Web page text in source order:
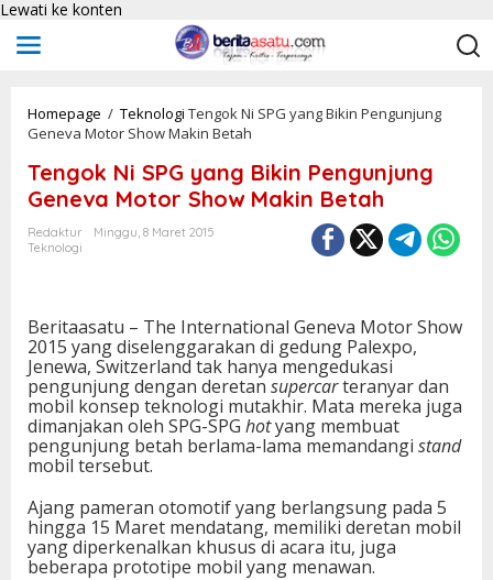
Lewati ke konten
Homepage / Teknologi Tengok Ni SPG yang Bikin Pengunjung
Geneva Motor Show Makin Betah
Tengok Ni SPG yang Bikin Pengunjung
Geneva Motor Show Makin Betah
Redaktur
Minggu, 8 Maret 2015
Teknologi
Beritaasatu – The International Geneva Motor Show
2015 yang diselenggarakan di gedung Palexpo,
Jenewa, Switzerland tak hanya mengedukasi
pengunjung dengan deretan supercarteranyar dan
mobil konsep teknologi mutakhir. Mata mereka juga
dimanjakan oleh SPG-SPG hotyang membuat
pengunjung betah berlama-lama memandangi stand
mobil tersebut.
Ajang pameran otomotif yang berlangsung pada 5
hingga 15 Maret mendatang, memiliki deretan mobil
yang diperkenalkan khusus di acara itu, juga
beberapa prototipe mobil yang menawan.